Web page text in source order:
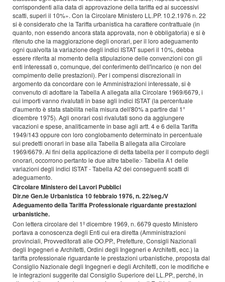
corrispondenti alla data di approvazione della tariffa ed ai successivi
scatti, superi il 10%». Con la Circolare Ministero LL.PP. 10.2.1976 n. 22
si è considerato che la Tariffa urbanistica ha carattere contrattuale (in
quanto, non essendo ancora stata approvata, non è obbligatoria) e si è
ritenuto che la maggiorazione degli onorari, per il loro adeguamento
ogni qualvolta la variazione degli indici ISTAT superi il 10%, debba
essere riferita al momento della stipulazione delle convenzioni con gli
enti interessati o, comunque, del conferimento dell'incarico (e non del
compimento delle prestazioni). Per i compensi discrezionali in
argomento da concordare con le Amministrazioni interessate, si è
convenuto di adottare la Tabella A allegata alla Circolare 1969/6679, i
cui importi vanno rivalutati in base agli indici ISTAT (la percentuale
d'aumento è stata stabilita nella misura dell'80% a partire dal 1°
dicembre 1975). Agli onorari così rivalutati sono da aggiungere
vacazioni e spese, analiticamente in base agli artt. 4 e 6 della Tariffa
1949/143 oppure con loro conglobamento determinato in percentuale
sui predetti onorari in base alla Tabella B allegata alla Circolare
1969/6679. Ai fini della applicazione di detta tabella per il computo degli
onorari, occorrono pertanto le due altre tabelle:- Tabella A1 delle
variazioni degli indici ISTAT - Tabella A2 dei conseguenti scatti di
adeguamento.
Circolare Ministero dei Lavori Pubblici
Dir.ne Gen.le Urbanistica 10 febbraio 1976, n. 22/seg./V
Adeguamento della Tariffa Professionale riguardante prestazioni
urbanistiche.
Con lettera circolare del 1º dicembre 1969, n. 6679 questo Ministero
portava a conoscenza degli Enti cui era diretta (Amministrazioni
provinciali, Provveditorati alle OO.PP., Prefetture, Consigli Nazionali
degli Ingegneri e Architetti, Ordini degli Ingegneri e Architetti, ecc.) la
tariffa professionale riguardante le prestazioni urbanistiche, proposta dal
Consiglio Nazionale degli Ingegneri e degli Architetti, con le modifiche e
le integrazioni suggerite dal Consiglio Superiore dei LL.PP., perché, in